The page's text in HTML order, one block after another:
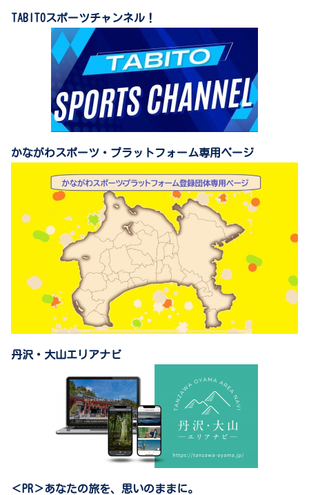
TABITOスポーツチャンネル！
かながわスポーツ・プラットフォーム専用ページ
丹沢・大山エリアナビ
＜PR＞あなたの旅を、思いのままに。